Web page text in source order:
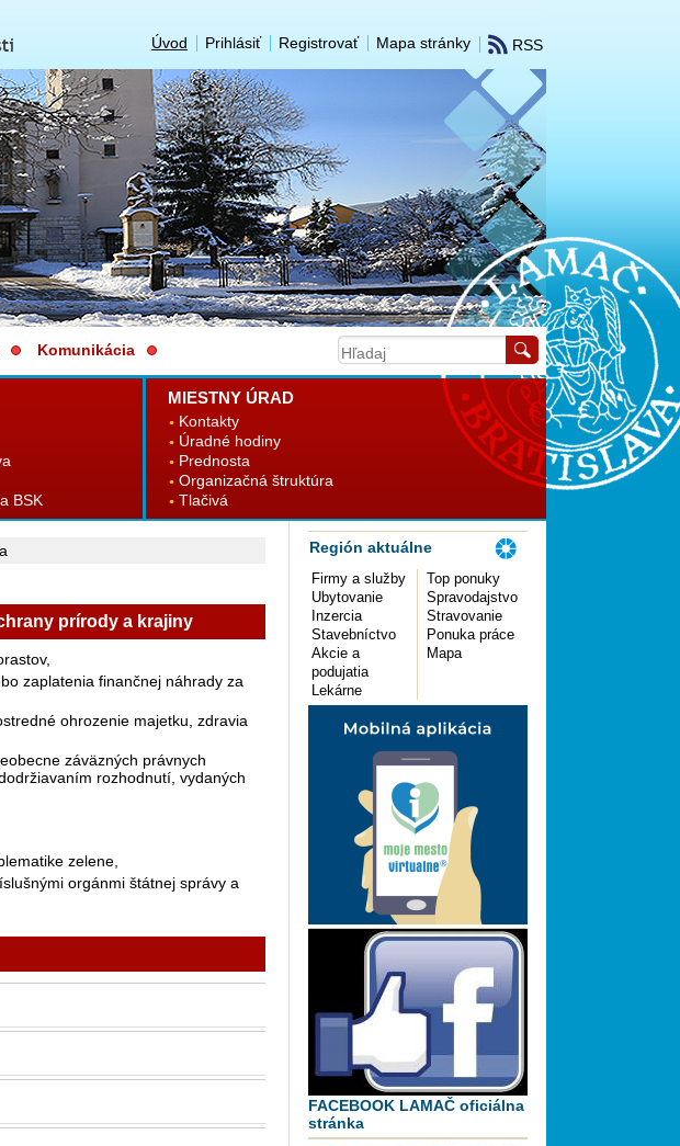
Úvod RSS
Mapa stránky
Registrovať
Prihlásiť
BSK
MIESTNY ÚRAD
Kontakty
Úradné hodiny
Prednosta
Organizačná štruktúra
Tlačivá
prírody a krajiny
zaplatenia finančnej náhrady za
ohrozenie majetku, zdravia
záväzných právnych
rozhodnutí, vydaných
zelene,
orgánmi štátnej správy a
Región aktuálne
Firmy a služby
Ubytovanie
Inzercia
Stavebníctvo
Akcie a
podujatia
Lekárne
Top ponuky
Spravodajstvo
Stravovanie
Ponuka práce
Mapa
FACEBOOK LAMAČ oficiálna
stránka
Komunikácia